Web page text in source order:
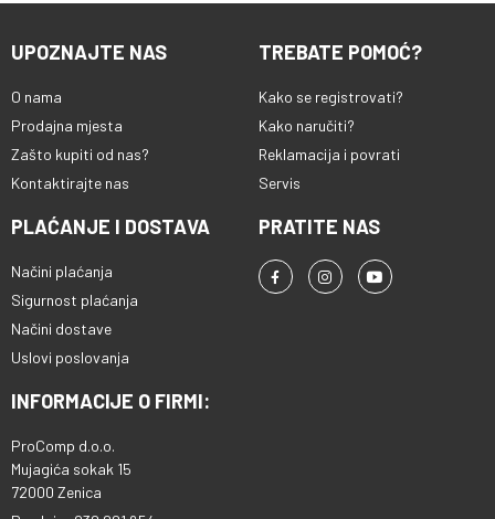
UPOZNAJTE NAS
O nama
Prodajna mjesta
Zašto kupiti od nas?
Kontaktirajte nas
TREBATE POMOĆ?
Kako se registrovati?
Kako naručiti?
Reklamacija i povrati
Servis
PLAĆANJE I DOSTAVA
Načini plaćanja
Sigurnost plaćanja
Načini dostave
Uslovi poslovanja
PRATITE NAS
INFORMACIJE O FIRMI:
ProComp d.o.o.
Mujagića sokak 15
72000 Zenica